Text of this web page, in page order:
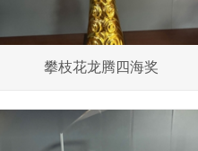
攀枝花龙腾四海奖